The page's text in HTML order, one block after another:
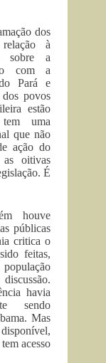
dos
à
sobre a
com a
Pará e
povos
estão
tem uma
que não
ação do
oitivas
É
houve
públicas
critica o
feitas,
havia
sendo
Mas
acesso